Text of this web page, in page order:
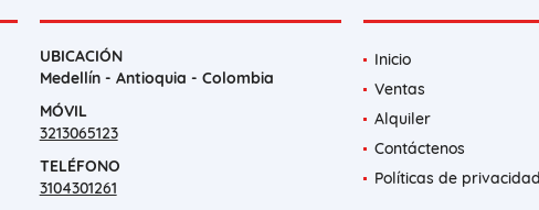
UBICACIÓN
Medellín - Antioquia - Colombia
MÓVIL
3213065123
TELÉFONO
3104301261
Inicio
Ventas
Alquiler
Contáctenos
Políticas de privacidad